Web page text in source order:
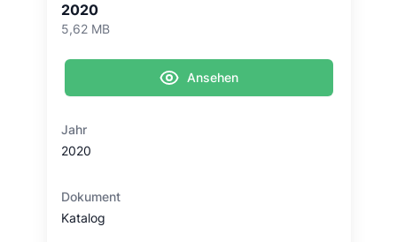
2020
5,62 MB
Ansehen
Jahr
2020
Dokument
Katalog